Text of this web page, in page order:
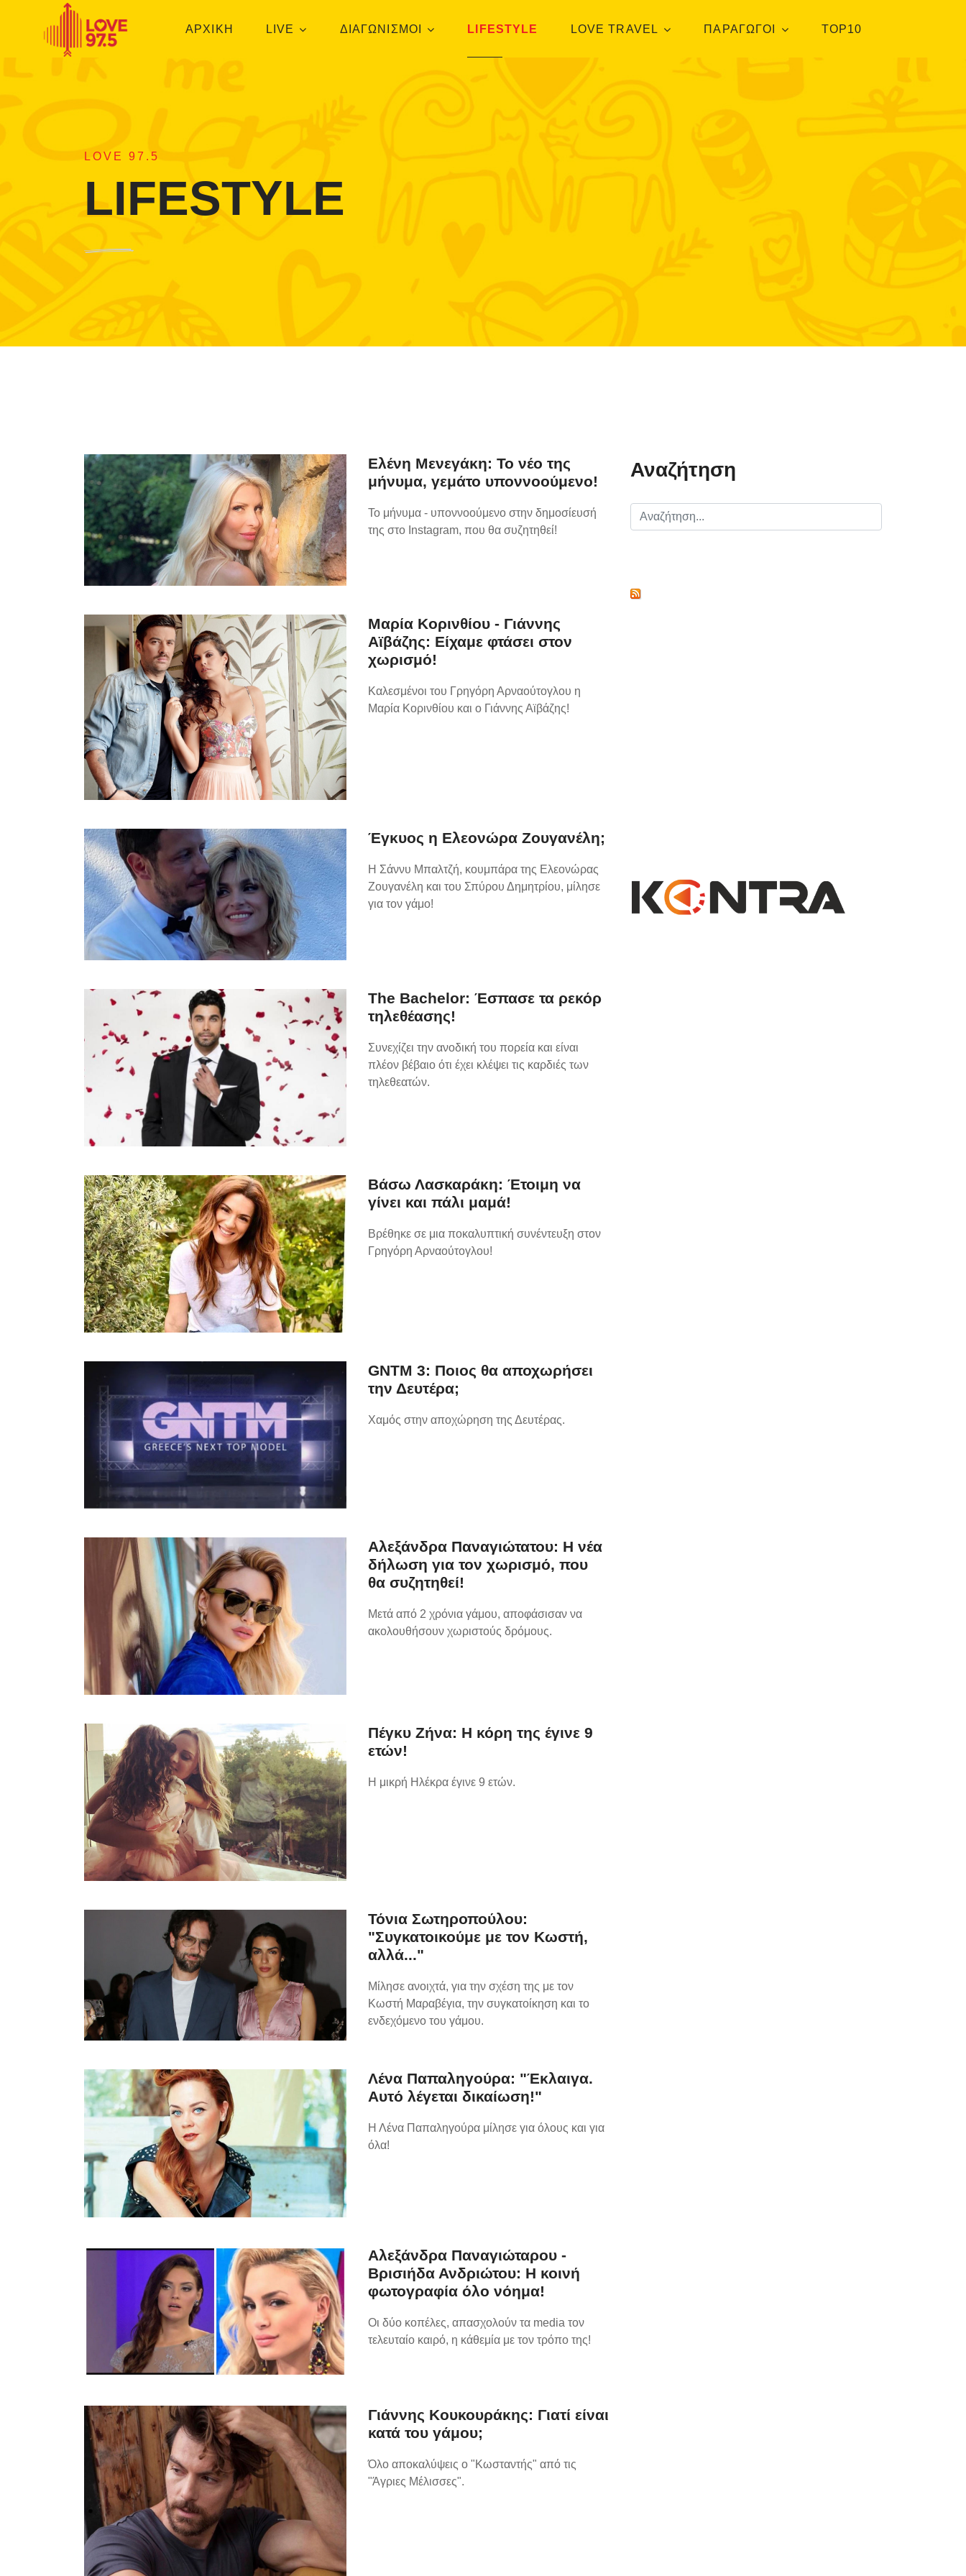
ΑΡΧΙΚΗ LIVE ΔΙΑΓΩΝΙΣΜΟΙ LIFESTYLE LOVE TRAVEL ΠΑΡΑΓΩΓΟΙ TOP10
LOVE 97.5
LIFESTYLE
Ελένη Μενεγάκη: Το νέο της
μήνυμα, γεμάτο υποννοούμενο!
Το μήνυμα - υποννοούμενο στην δημοσίευσή
της στο Instagram, που θα συζητηθεί!
Μαρία Κορινθίου - Γιάννης
Αϊβάζης: Είχαμε φτάσει στον
χωρισμό!
Καλεσμένοι του Γρηγόρη Αρναούτογλου η
Μαρία Κορινθίου και ο Γιάννης Αϊβάζης!
Έγκυος η Ελεονώρα Ζουγανέλη;
Η Σάννυ Μπαλτζή, κουμπάρα της Ελεονώρας
Ζουγανέλη και του Σπύρου Δημητρίου, μίλησε
για τον γάμο!
The Bachelor: Έσπασε τα ρεκόρ
τηλεθέασης!
Συνεχίζει την ανοδική του πορεία και είναι
πλέον βέβαιο ότι έχει κλέψει τις καρδιές των
τηλεθεατών.
Βάσω Λασκαράκη: Έτοιμη να
γίνει και πάλι μαμά!
Βρέθηκε σε μια ποκαλυπτική συνέντευξη στον
Γρηγόρη Αρναούτογλου!
GNTM 3: Ποιος θα αποχωρήσει
την Δευτέρα;
Χαμός στην αποχώρηση της Δευτέρας.
Αλεξάνδρα Παναγιώτατου: Η νέα
δήλωση για τον χωρισμό, που
θα συζητηθεί!
Μετά από 2 χρόνια γάμου, αποφάσισαν να
ακολουθήσουν χωριστούς δρόμους.
Πέγκυ Ζήνα: Η κόρη της έγινε 9
ετών!
Η μικρή Ηλέκρα έγινε 9 ετών.
Τόνια Σωτηροπούλου:
"Συγκατοικούμε με τον Κωστή,
αλλά..."
Μίλησε ανοιχτά, για την σχέση της με τον
Κωστή Μαραβέγια, την συγκατοίκηση και το
ενδεχόμενο του γάμου.
Λένα Παπαληγούρα: "Έκλαιγα.
Αυτό λέγεται δικαίωση!"
Η Λένα Παπαληγούρα μίλησε για όλους και για
όλα!
Αλεξάνδρα Παναγιώταρου -
Βρισιήδα Ανδριώτου: Η κοινή
φωτογραφία όλο νόημα!
Οι δύο κοπέλες, απασχολούν τα media τον
τελευταίο καιρό, η κάθεμία με τον τρόπο της!
Γιάννης Κουκουράκης: Γιατί είναι
κατά του γάμου;
Όλο αποκαλύψεις ο "Κωσταντής" από τις
"Άγριες Μέλισσες".
Αναζήτηση